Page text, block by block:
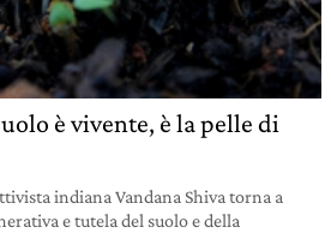
è vivente, è la pelle di
indiana Vandana Shiva torna a
e tutela del suolo e della